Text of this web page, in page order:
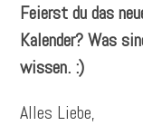
Feierst du das
Kalender? Was
wissen. :)
Alles Liebe,